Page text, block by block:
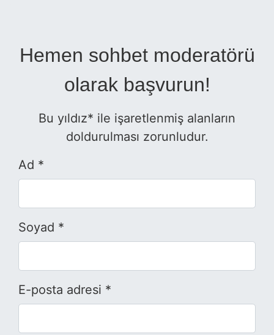
Hemen sohbet moderatörü
olarak başvurun!
Bu yıldız* ile işaretlenmiş alanların
doldurulması zorunludur.
Ad *
Soyad *
E-posta adresi *